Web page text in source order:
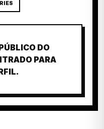
DO
PARA